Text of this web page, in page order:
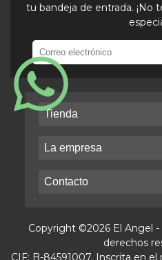
tu bandeja de entrada. ¡No
Tienda
La empresa
Contacto
Copyright ©2026 El Angel -
derechos
CIF: B-84591007. Inscrita en